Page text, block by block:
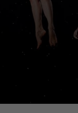
oder
Zugang zu